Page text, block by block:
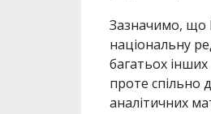
Зазначимо, що
національну
багатьох
проте спільно
аналітичних